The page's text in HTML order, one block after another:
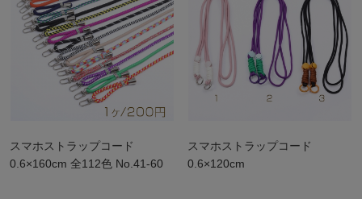
スマホストラップコード
0.6×160cm 全112色 No.41-60
スマホストラップコード
0.6×120cm